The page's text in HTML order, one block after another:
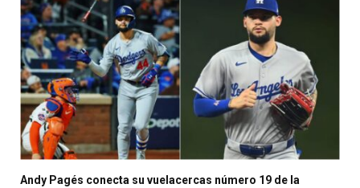
Andy Pagés conecta su vuelacercas número 19 de la